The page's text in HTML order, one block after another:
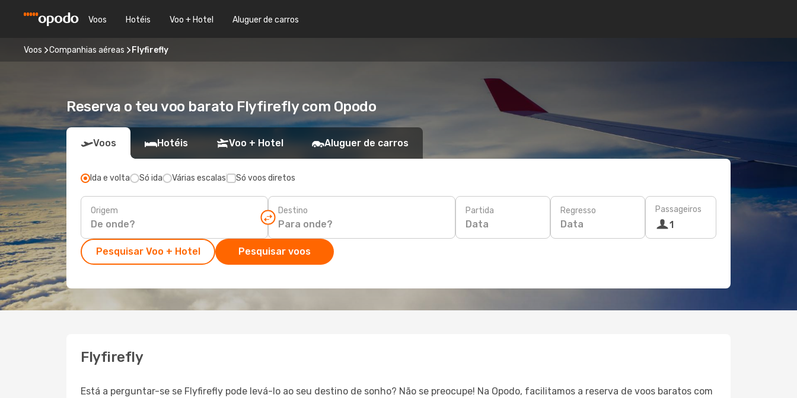
Voos Hotéis Voo + Hotel Aluguer de carros
Voos Companhias aéreas Flyfirefly
Reserva o teu voo barato Flyfirefly com Opodo
Voos Hotéis Voo + Hotel Aluguer de carros
Ida e volta Só ida Várias escalas Só voos diretos
Origem Destino Partida
Data
Regresso
Data
Passageiros
1
Pesquisar Voo + Hotel Pesquisar voos
Flyfirefly
Está a perguntar-se se Flyfirefly pode levá-lo ao seu destino de sonho? Não se preocupe! Na Opodo, facilitamos a reserva de voos baratos com